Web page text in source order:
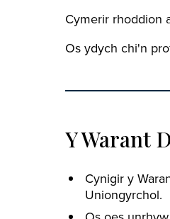
Cymerir rhoddion
Os ydych chi'n
Y Warant
Cynigir y
Uniongyrchol.